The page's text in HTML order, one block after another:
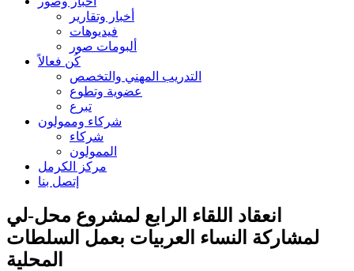
أخبار وتقارير
فيديوهات
ألبومات صور
كُن فعالاً
التدريب المهني والتخصص
عضوية وتطوع
تبرع
شركاء وممولون
شركاء
الممولون
مركز الكرمل
إتصل بنا
انعقاد اللقاء الرابع لمشروع محل-لي
لمشاركة النساء العربيات بعمل السلطات
المحلية